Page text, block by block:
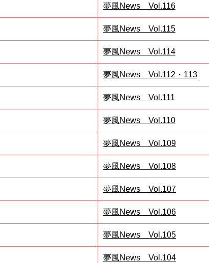
夢風News Vol.116
夢風News Vol.115
夢風News Vol.114
夢風News Vol.112・113
夢風News Vol.111
夢風News Vol.110
夢風News Vol.109
夢風News Vol.108
夢風News Vol.107
夢風News Vol.106
夢風News Vol.105
夢風News Vol.104